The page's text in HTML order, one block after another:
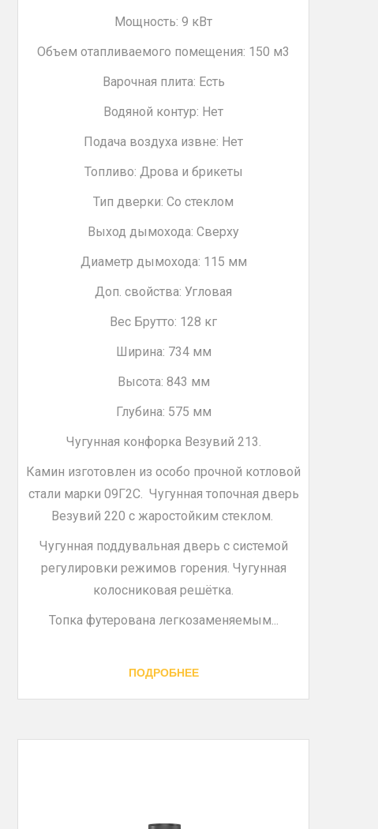
Мощность: 9 кВт
Объем отапливаемого помещения: 150 м3
Варочная плита: Есть
Водяной контур: Нет
Подача воздуха извне: Нет
Топливо: Дрова и брикеты
Тип дверки: Со стеклом
Выход дымохода: Сверху
Диаметр дымохода: 115 мм
Доп. свойства: Угловая
Вес Брутто: 128 кг
Ширина: 734 мм
Высота: 843 мм
Глубина: 575 мм
Чугунная конфорка Везувий 213.
Камин изготовлен из особо прочной котловой
стали марки 09Г2С. Чугунная топочная дверь
Везувий 220 с жаростойким стеклом.
Чугунная поддувальная дверь с системой
регулировки режимов горения. Чугунная
колосниковая решётка.
Топка футерована легкозаменяемым...
ПОДРОБНЕЕ